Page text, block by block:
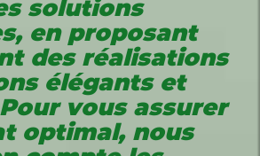
solutions
en proposant
des réalisations
élégants et
vous assurer
optimal, nous